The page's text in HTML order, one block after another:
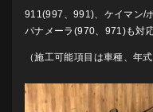
911(997、991)、ケイマン/
パナメーラ(970、971)も対
（施工可能項目は車種、年